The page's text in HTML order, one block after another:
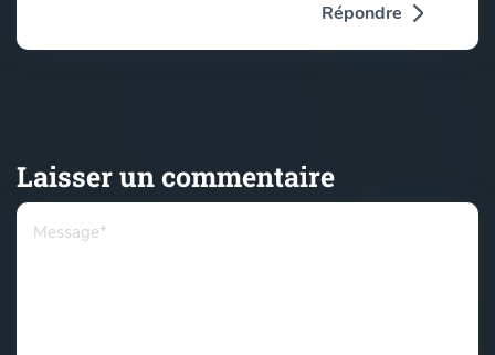
Répondre
Laisser un commentaire